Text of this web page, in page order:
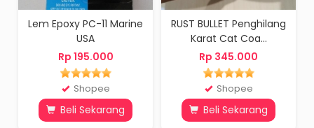
Lem Epoxy PC-11 Marine
USA
Rp 195.000
Shopee
Beli Sekarang
RUST BULLET Penghilang
Karat Cat Coa...
Rp 345.000
Shopee
Beli Sekarang